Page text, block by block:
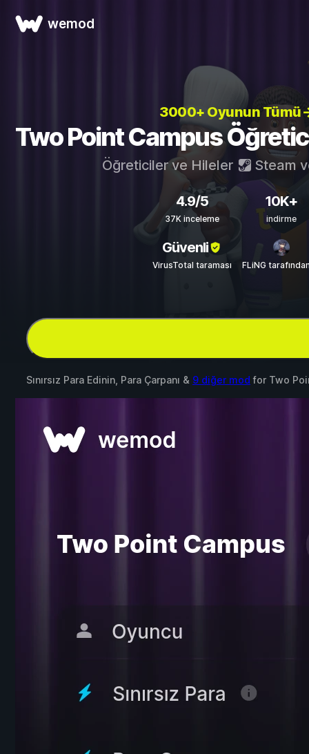
wemod
3000+ Oyunun
Two Point Campus
Öğreticiler ve Hileler Steam
4.9/5
37K inceleme
10K+
indirme
Güvenli
VirusTotal taraması FLiNG
Sınırsız Para Edinin, Para Çarpanı & 9 diğer mod for Two